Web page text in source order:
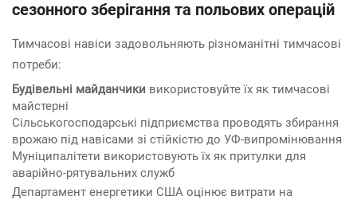
сезонного зберігання та польових операцій
Тимчасові навіси задовольняють різноманітні тимчасові
потреби:
Будівельні майданчики використовуйте їх як тимчасові
майстерні
Сільськогосподарські підприємства проводять збирання
врожаю під навісами зі стійкістю до УФ-випромінювання
Муніципалітети використовують їх як притулки для
аварійно-рятувальних служб
Департамент енергетики США оцінює витрати на